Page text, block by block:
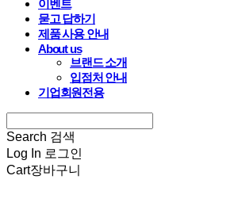
이벤트
묻고 답하기
제품 사용 안내
About us
브랜드 소개
입점처 안내
기업회원전용
Search 검색
Log In 로그인
Cart장바구니